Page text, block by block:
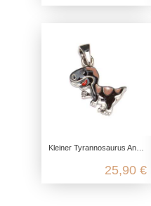
Kleiner Tyrannosaurus Anhänger aus recyceltem 925 Sterling Silber
25,90 €